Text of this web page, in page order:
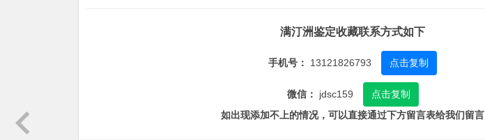
满汀洲鉴定收藏联系方式如下
手机号： 13121826793 点击复制
微信： jdsc159
点击复制
如出现添加不上的情况，可以直接通过下方留言表给我们留言